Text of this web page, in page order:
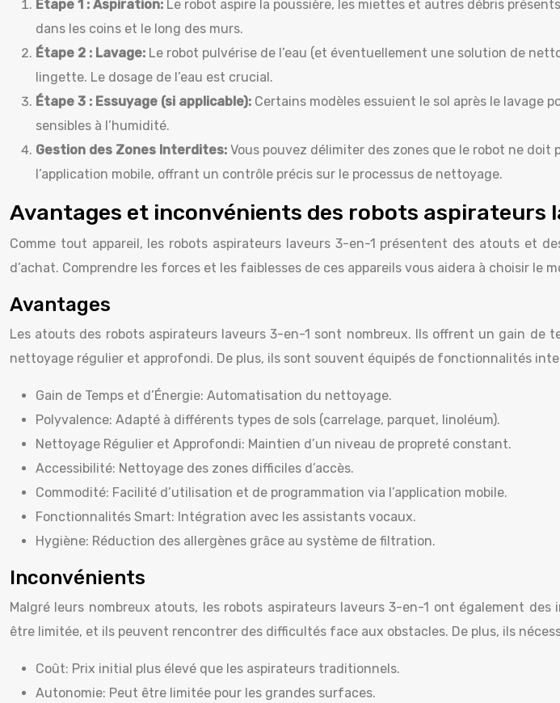
Étape 1 : Aspiration: Le robot aspire la poussière, les miettes et autres débris
dans les coins et le long des murs.
Étape 2 : Lavage: Le robot pulvérise de l’eau (et éventuellement une solution de
lingette. Le dosage de l’eau est crucial.
Étape 3 : Essuyage (si applicable): Certains modèles essuient le sol après le lavage
sensibles à l’humidité.
Gestion des Zones Interdites: Vous pouvez délimiter des zones que le robot ne
l’application mobile, offrant un contrôle précis sur le processus de nettoyage.
Avantages et inconvénients des robots aspirateurs
Comme tout appareil, les robots aspirateurs laveurs 3-en-1 présentent des atouts et
d’achat. Comprendre les forces et les faiblesses de ces appareils vous aidera à choisir le
Avantages
Les atouts des robots aspirateurs laveurs 3-en-1 sont nombreux. Ils offrent un gain de
nettoyage régulier et approfondi. De plus, ils sont souvent équipés de fonctionnalités
Gain de Temps et d’Énergie: Automatisation du nettoyage.
Polyvalence: Adapté à différents types de sols (carrelage, parquet, linoléum).
Nettoyage Régulier et Approfondi: Maintien d’un niveau de propreté constant.
Accessibilité: Nettoyage des zones difficiles d’accès.
Commodité: Facilité d’utilisation et de programmation via l’application mobile.
Fonctionnalités Smart: Intégration avec les assistants vocaux.
Hygiène: Réduction des allergènes grâce au système de filtration.
Inconvénients
Malgré leurs nombreux atouts, les robots aspirateurs laveurs 3-en-1 ont également
être limitée, et ils peuvent rencontrer des difficultés face aux obstacles. De plus, ils
Coût: Prix initial plus élevé que les aspirateurs traditionnels.
Autonomie: Peut être limitée pour les grandes surfaces.